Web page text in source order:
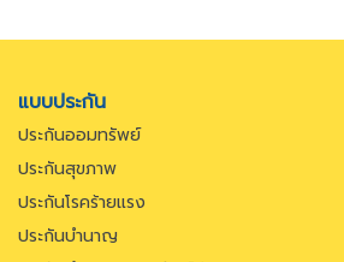
แบบประกัน
ประกันออมทรัพย์
ประกันสุขภาพ
ประกันโรคร้ายแรง
ประกันบำนาญ